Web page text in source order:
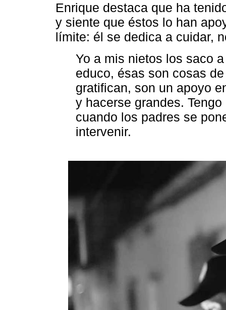
Enrique destaca que ha
y siente que éstos lo han
límite: él se dedica a cuidar,
Yo a mis nietos los saco
educo, ésas son cosas
gratifican, son un apoyo
y hacerse grandes.
cuando los padres se
intervenir.